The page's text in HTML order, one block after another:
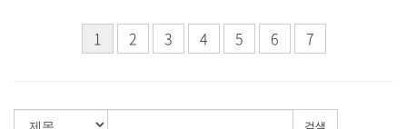
1 2 3 4 5 6 7
검색